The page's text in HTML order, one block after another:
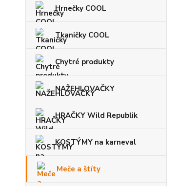
Hrnečky COOL
Tkaničky COOL
Chytré produkty
NAŽEHLOVAČKY
HRAČKY Wild Republik
KOSTÝMY na karneval
Meče a štíty